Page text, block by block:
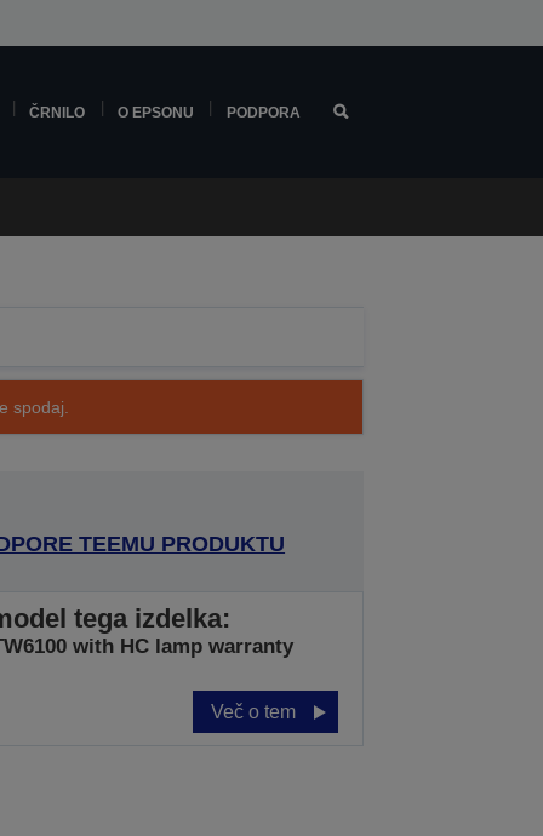
ČRNILO O EPSONU PODPORA
spodaj.
TEEMU PRODUKTU
tega izdelka:
with HC lamp warranty
Več o tem